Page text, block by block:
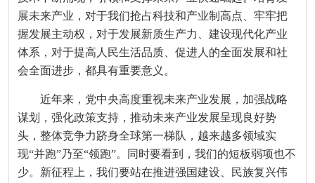
展未来产业，对于我们抢占科技和产业制高点、牢牢把
握发展主动权，对于发展新质生产力、建设现代化产业
体系，对于提高人民生活品质、促进人的全面发展和社
会全面进步，都具有重要意义。
近年来，党中央高度重视未来产业发展，加强战略
谋划，强化政策支持，推动未来产业发展呈现良好势
头，整体竞争力跻身全球第一梯队，越来越多领域实
现“并跑”乃至“领跑”。同时要看到，我们的短板弱项也不
少。新征程上，我们要站在推进强国建设、民族复兴伟